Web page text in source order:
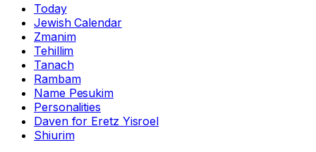
Today
Jewish Calendar
Zmanim
Tehillim
Tanach
Rambam
Name Pesukim
Personalities
Daven for Eretz Yisroel
Shiurim